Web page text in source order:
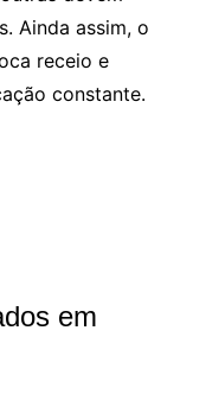
Ainda assim, o
receio e
constante.
em